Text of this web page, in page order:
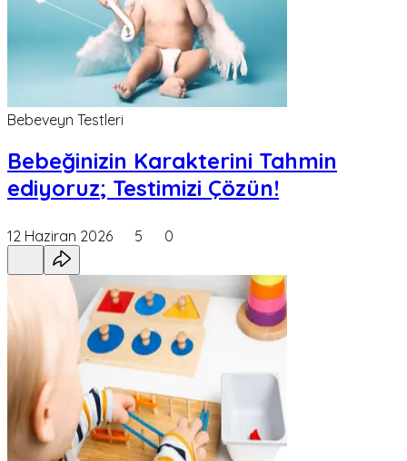
Bebeveyn Testleri
Bebeğinizin Karakterini Tahmin
ediyoruz; Testimizi Çözün!
12 Haziran 2026 5 0